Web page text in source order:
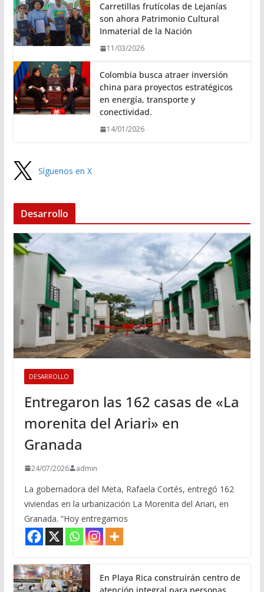
Carretillas frutícolas de Lejanías
son ahora Patrimonio Cultural
Inmaterial de la Nación
11/03/2026
Colombia busca atraer inversión
china para proyectos estratégicos
en energía, transporte y
conectividad.
14/01/2026
Síguenos en X
Desarrollo
DESARROLLO
Entregaron las 162 casas de «La
morenita del Ariari» en
Granada
24/07/2026 admin
La gobernadora del Meta, Rafaela Cortés, entregó 162
viviendas en la urbanización La Morenita del Ariari, en
Granada. “Hoy entregamos
En Playa Rica construirán centro de